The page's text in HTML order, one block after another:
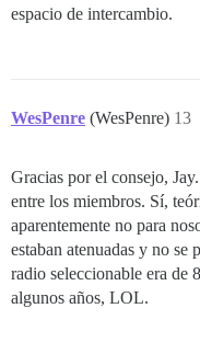
espacio de intercambio.
WesPenre (WesPenre) 13
Gracias por el consejo,
entre los miembros. Sí,
aparentemente no para
estaban atenuadas y no se
radio seleccionable era de
algunos años, LOL.